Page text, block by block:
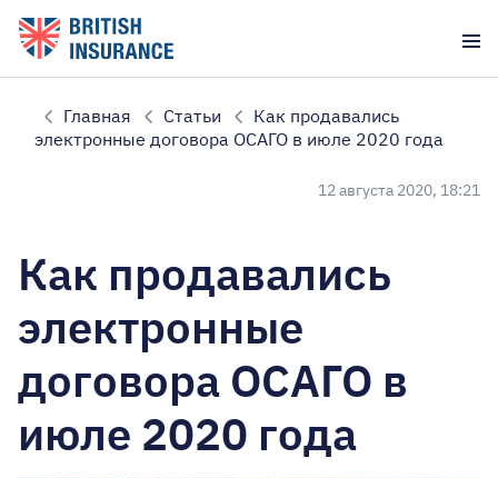
Главная Статьи
Как продавались
электронные договора ОСАГО в июле 2020 года
12 августа 2020, 18:21
Как продавались
электронные
договора ОСАГО в
июле 2020 года